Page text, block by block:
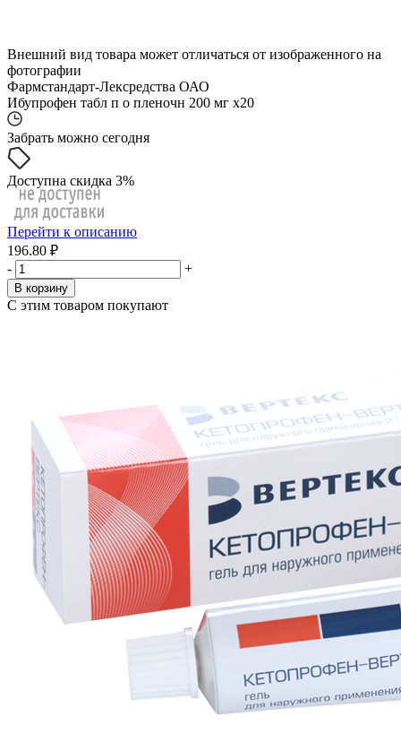
Внешний вид товара может отличаться от изображенного на
фотографии
Фармстандарт-Лексредства ОАО
Ибупрофен табл п о пленочн 200 мг x20
Забрать можно сегодня
Доступна скидка 3%
Перейти к описанию
196.80 ₽
-
+
В корзину
С этим товаром покупают